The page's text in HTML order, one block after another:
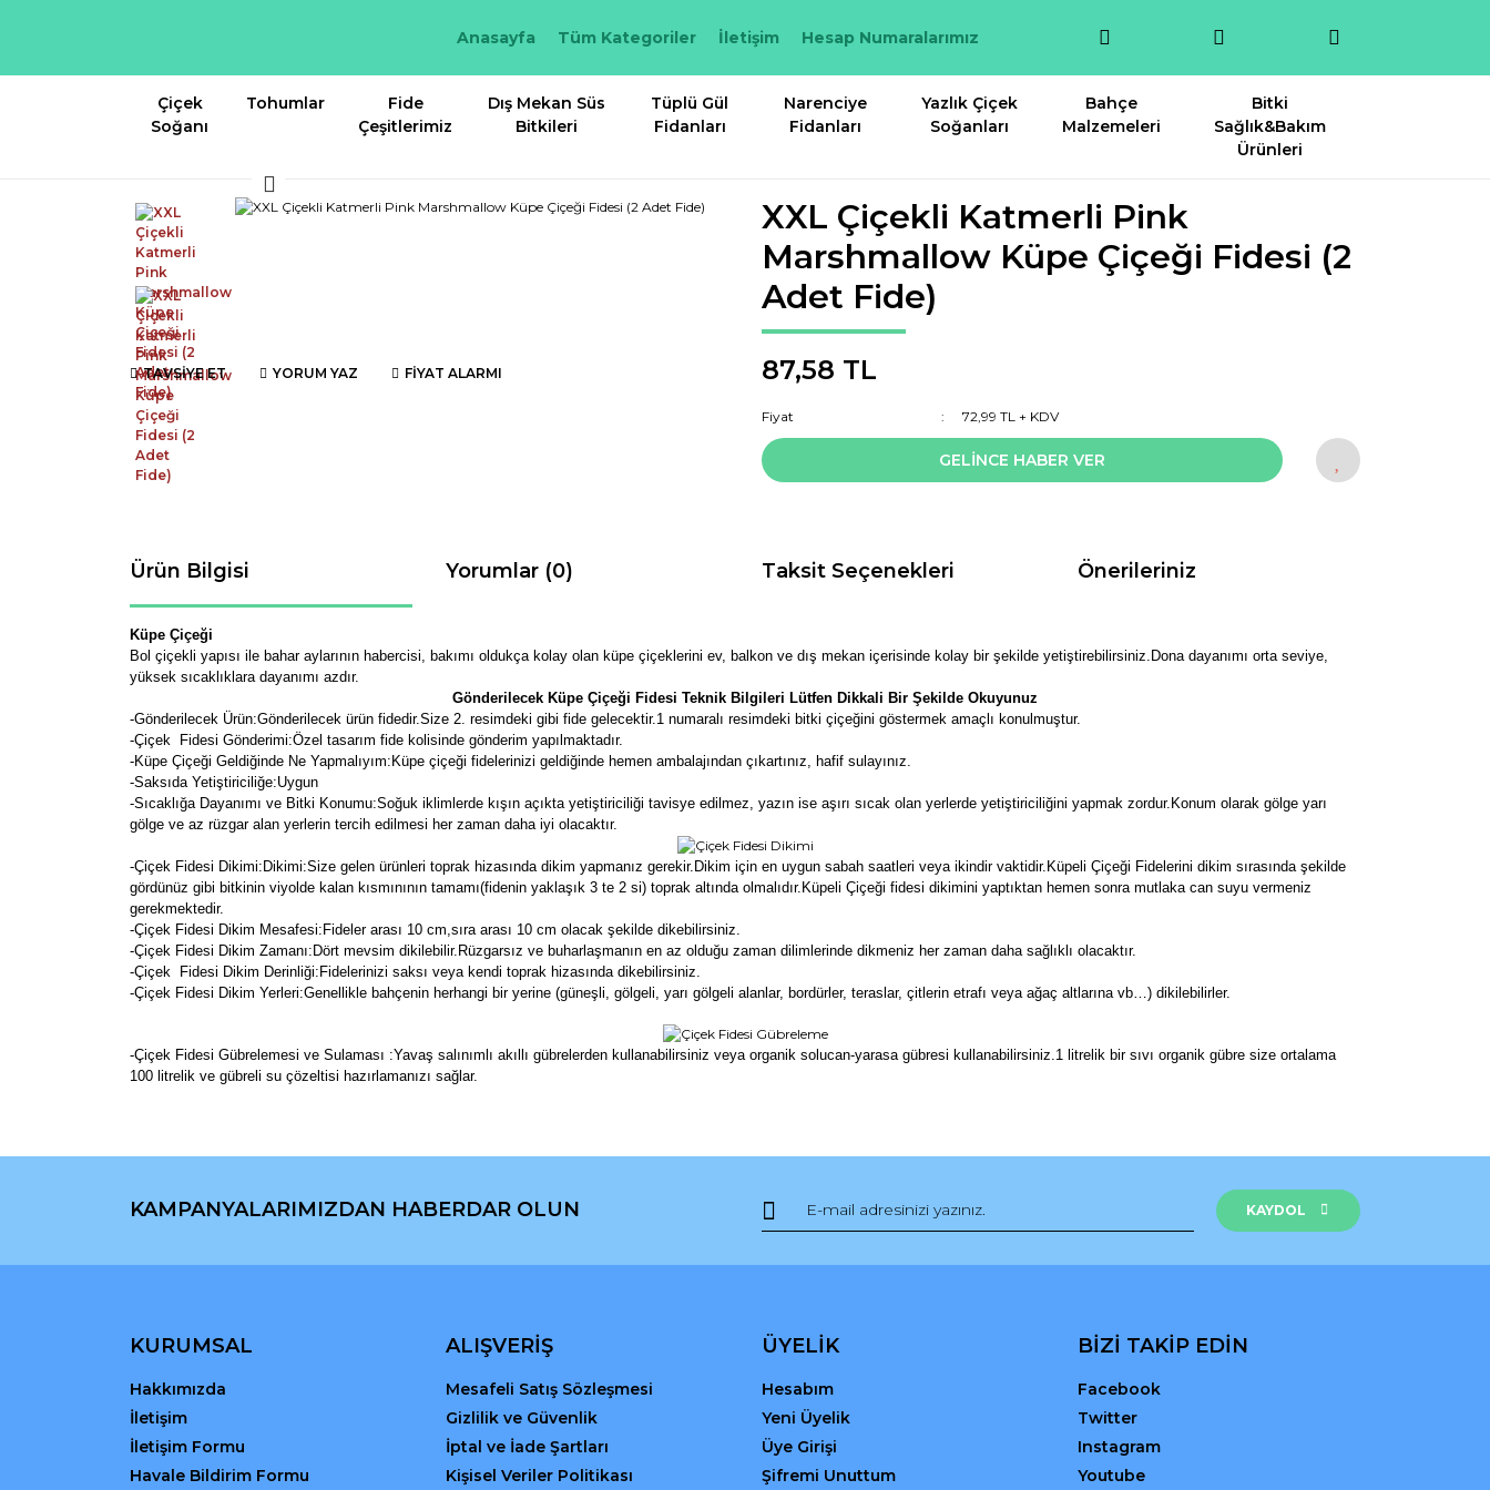
Anasayfa Tüm Kategoriler İletişim Hesap Numaralarımız
Çiçek
Soğanı
Tohumlar
Fide
Çeşitlerimiz
Dış Mekan Süs
Bitkileri
Tüplü Gül
Fidanları
Narenciye
Fidanları
Yazlık Çiçek
Soğanları
Bahçe
Malzemeleri
Bitki
Sağlık&Bakım
Ürünleri
TAVSİYE ET YORUM YAZ FİYAT ALARMI
XXL Çiçekli Katmerli Pink
Marshmallow Küpe Çiçeği Fidesi (2
Adet Fide)
87,58 TL
Fiyat 72,99 TL + KDV
GELİNCE HABER VER
Ürün Bilgisi Yorumlar (0) Taksit Seçenekleri Önerileriniz
Küpe Çiçeği
Bol çiçekli yapısı ile bahar aylarının habercisi, bakımı oldukça kolay olan küpe çiçeklerini ev, balkon ve dış mekan içerisinde kolay bir şekilde yetiştirebilirsiniz.Dona dayanımı orta seviye,
yüksek sıcaklıklara dayanımı azdır.
Gönderilecek Küpe Çiçeği Fidesi Teknik Bilgileri Lütfen Dikkali Bir Şekilde Okuyunuz
-Gönderilecek Ürün:Gönderilecek ürün fidedir.Size 2. resimdeki gibi fide gelecektir.1 numaralı resimdeki bitki çiçeğini göstermek amaçlı konulmuştur.
-Çiçek Fidesi Gönderimi:Özel tasarım fide kolisinde gönderim yapılmaktadır.
-Küpe Çiçeği Geldiğinde Ne Yapmalıyım:Küpe çiçeği fidelerinizi geldiğinde hemen ambalajından çıkartınız, hafif sulayınız.
-Saksıda Yetiştiriciliğe:Uygun
-Sıcaklığa Dayanımı ve Bitki Konumu:Soğuk iklimlerde kışın açıkta yetiştiriciliği tavisye edilmez, yazın ise aşırı sıcak olan yerlerde yetiştiriciliğini yapmak zordur.Konum olarak gölge yarı
gölge ve az rüzgar alan yerlerin tercih edilmesi her zaman daha iyi olacaktır.
-Çiçek Fidesi Dikimi: Dikimi:Size gelen ürünleri toprak hizasında dikim yapmanız gerekir.Dikim için en uygun sabah saatleri veya ikindir vaktidir.Küpeli Çiçeği Fidelerini dikim sırasında şekilde
gördünüz gibi bitkinin viyolde kalan kısmınının tamamı(fidenin yaklaşık 3 te 2 si) toprak altında olmalıdır.Küpeli Çiçeği fidesi dikimini yaptıktan hemen sonra mutlaka can suyu vermeniz
gerekmektedir.
-Çiçek Fidesi Dikim Mesafesi:Fideler arası 10 cm,sıra arası 10 cm olacak şekilde dikebilirsiniz.
-Çiçek Fidesi Dikim Zamanı:Dört mevsim dikilebilir.Rüzgarsız ve buharlaşmanın en az olduğu zaman dilimlerinde dikmeniz her zaman daha sağlıklı olacaktır.
-Çiçek Fidesi Dikim Derinliği:Fidelerinizi saksı veya kendi toprak hizasında dikebilirsiniz.
-Çiçek Fidesi Dikim Yerleri:Genellikle bahçenin herhangi bir yerine (güneşli, gölgeli, yarı gölgeli alanlar, bordürler, teraslar, çitlerin etrafı veya ağaç altlarına vb…) dikilebilirler.
-Çiçek Fidesi Gübrelemesi ve Sulaması :Yavaş salınımlı akıllı gübrelerden kullanabilirsiniz veya organik solucan-yarasa gübresi kullanabilirsiniz.1 litrelik bir sıvı organik gübre size ortalama
100 litrelik ve gübreli su çözeltisi hazırlamanızı sağlar.
Yorum Yaz
Görüş ve önerileriniz için teşekkür ederiz.
Ürün resmi kalitesiz, bozuk veya görüntülenemiyor.
Ürün bilgilerinde hatalar bulunuyor.
Gönder
KAMPANYALARIMIZDAN HABERDAR OLUN KAYDOL
KURUMSAL
Hakkımızda
İletişim
İletişim Formu
Havale Bildirim Formu
ALIŞVERİŞ
Mesafeli Satış Sözleşmesi
Gizlilik ve Güvenlik
İptal ve İade Şartları
Kişisel Veriler Politikası
ÜYELİK
Hesabım
Yeni Üyelik
Üye Girişi
Şifremi Unuttum
BİZİ TAKİP EDİN
Facebook
Twitter
Instagram
Youtube